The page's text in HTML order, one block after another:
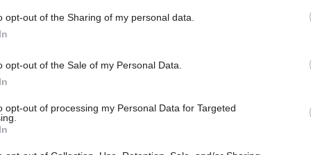
opt-out of the Sharing of my personal data.
opt-out of the Sale of my Personal Data.
opt-out of processing my Personal Data for Targeted
Svetlú kuchyňu vo
zriadili v novom dome